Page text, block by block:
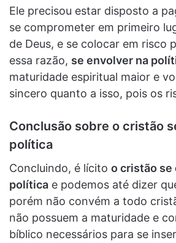
Ele precisou estar disposto a
se comprometer em primeiro
de Deus, e se colocar em risco
essa razão, se envolver na
maturidade espiritual maior e
sincero quanto a isso, pois os
Conclusão sobre o cristão
política
Concluindo, é lícito o cristão se
política e podemos até dizer
porém não convém a todo
não possuem a maturidade e
bíblico necessários para se